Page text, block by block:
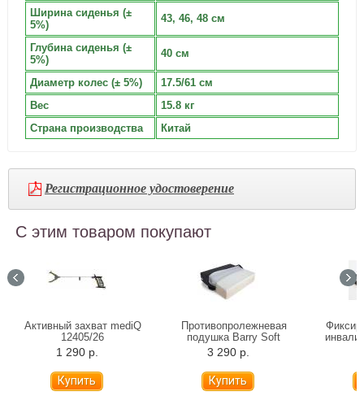
Ширина сиденья (±
5%)
43, 46, 48 см
Глубина сиденья (±
5%)
40 см
Диаметр колес (± 5%)
17.5/61 см
Вес
15.8 кг
Страна производства
Китай
Регистрационное удостоверение
С этим товаром покупают
Активный захват mediQ
12405/26
1 290 р.
Противопролежневая
подушка Barry Soft
3 290 р.